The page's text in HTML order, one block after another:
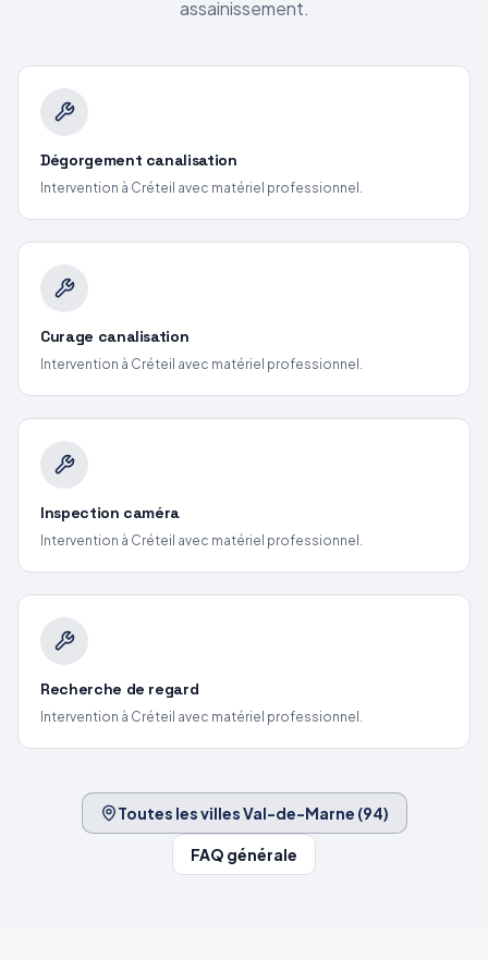
assainissement.
Dégorgement canalisation
Intervention à Créteil avec matériel professionnel.
Curage canalisation
Intervention à Créteil avec matériel professionnel.
Inspection caméra
Intervention à Créteil avec matériel professionnel.
Recherche de regard
Intervention à Créteil avec matériel professionnel.
Toutes les villesVal-de-Marne (94)
FAQ générale